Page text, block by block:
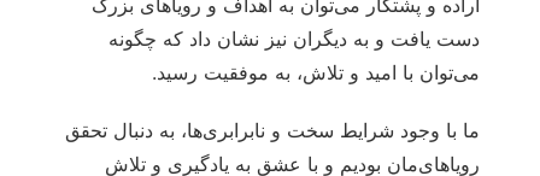
دست یافت و به دیگران نیز نشان داد که چگونه
می‌توان با امید و تلاش، به موفقیت رسید.
ما با وجود شرایط سخت و نابرابری‌ها، به دنبال تحقق
رویاهای‌مان بودیم و با عشق به یادگیری و تلاش